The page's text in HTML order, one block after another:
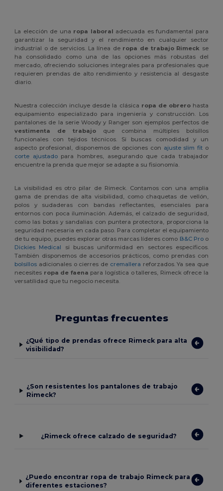
La elección de una ropa laboral adecuada es fundamental para
garantizar la seguridad y el rendimiento en cualquier sector
industrial o de servicios. La línea de ropa de trabajo Rimeck se
ha consolidado como una de las opciones más robustas del
mercado, ofreciendo soluciones integrales para profesionales que
requieren prendas de alto rendimiento y resistencia al desgaste
diario.
Nuestra colección incluye desde la clásica ropa de obrerohasta
equipamiento especializado para ingeniería y construcción. Los
pantalones de la serie Woody y Ranger son ejemplos perfectos de
vestimenta de trabajo que combina múltiples bolsillos
funcionales con tejidos técnicos. Si buscas comodidad y un
aspecto profesional, disponemos de opciones con ajuste slim fit o
corte ajustadopara hombres, asegurando que cada trabajador
encuentre la prenda que mejor se adapte a su fisionomía.
La visibilidad es otro pilar de Rimeck. Contamos con una amplia
gama de prendas de alta visibilidad, como chaquetas de vellón,
polos y sudaderas con bandas reflectantes, esenciales para
entornos con poca iluminación. Además, el calzado de seguridad,
como las botas y sandalias con puntera protectora, proporciona la
seguridad necesaria en cada paso. Para completar el equipamiento
de tu equipo, puedes explorar otras marcas líderes como B&C Proo
Dickies Medical si buscas uniformidad en sectores específicos.
También disponemos de accesorios prácticos, como prendas con
bolsillos adicionales o cierres de cremallera reforzados. Ya sea que
necesites ropa de faena para logística o talleres, Rimeck ofrece la
versatilidad que tu negocio necesita.
Preguntas frecuentes
¿Qué tipo de prendas ofrece Rimeck para alta
visibilidad?
¿Son resistentes los pantalones de trabajo
Rimeck?
¿Rimeck ofrece calzado de seguridad?
¿Puedo encontrar ropa de trabajo Rimeck para
diferentes estaciones?